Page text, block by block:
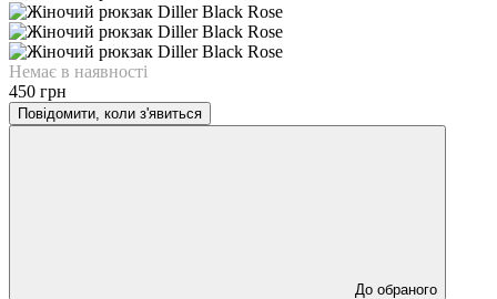
Немає в наявності
450 грн
Повідомити, коли з'явиться
До обраного